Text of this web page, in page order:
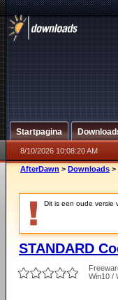
Startpagina
8/10/2026 10:08:20 AM
AfterDawn > Downloads >
Dit is een oude versie
STANDARD
Win10 /